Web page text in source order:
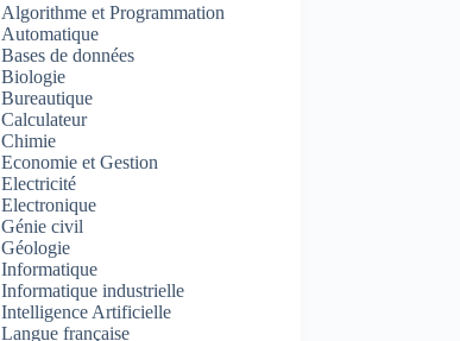
Algorithme et Programmation
Automatique
Bases de données
Biologie
Bureautique
Calculateur
Chimie
Economie et Gestion
Electricité
Electronique
Génie civil
Géologie
Informatique
Informatique industrielle
Intelligence Artificielle
Langue française